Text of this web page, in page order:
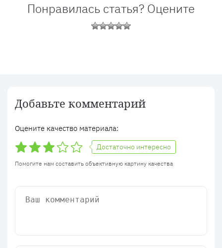
Понравилась статья? Оцените
Добавьте комментарий
Оцените качество материала:
Достаточно интересно
Помогите нам составить объективную картину качества